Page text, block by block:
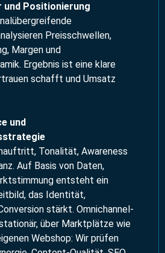
Positionierung
Preisschwellen,
Margen und
Ergebnis ist eine klare
schafft und Umsatz
und
Tonalität, Awareness
Auf Basis von Daten,
entsteht ein
das Identität,
stärkt. Omnichannel-
über Marktplätze wie
Webshop: Wir prüfen